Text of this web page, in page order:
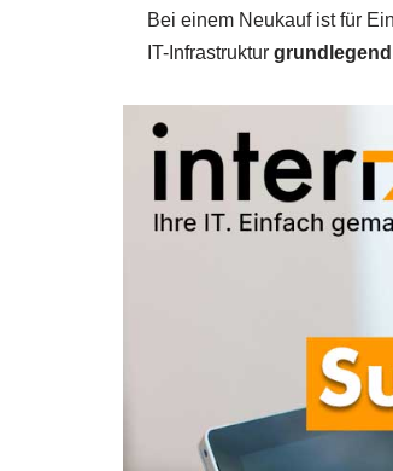
Bei einem Neukauf ist für
IT-Infrastruktur grundlegend